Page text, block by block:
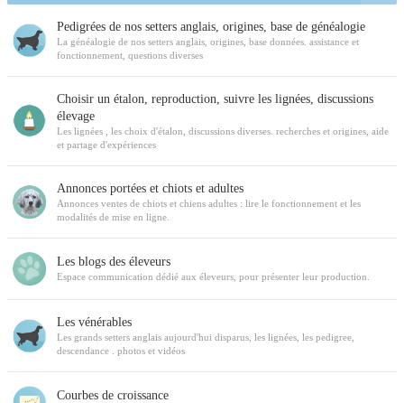
Pedigrées de nos setters anglais, origines, base de généalogie
La généalogie de nos setters anglais, origines, base données. assistance et
fonctionnement, questions diverses
Choisir un étalon, reproduction, suivre les lignées, discussions
élevage
Les lignées , les choix d'étalon, discussions diverses. recherches et origines, aide
et partage d'expériences
Annonces portées et chiots et adultes
Annonces ventes de chiots et chiens adultes : lire le fonctionnement et les
modalités de mise en ligne.
Les blogs des éleveurs
Espace communication dédié aux éleveurs, pour présenter leur production.
Les vénérables
Les grands setters anglais aujourd'hui disparus, les lignées, les pedigree,
descendance . photos et vidéos
Courbes de croissance